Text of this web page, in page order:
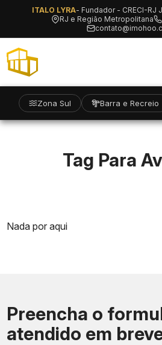
ITALO LYRA- Fundador - CRECI-RJ
RJ e Região Metropolitana
Zona Sul Barra e Recreio
Tag Para
Nada por aqui
Preencha o
atendido em